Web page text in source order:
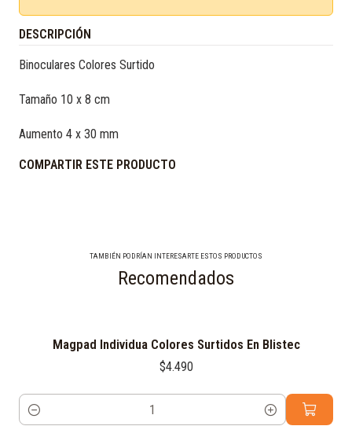
DESCRIPCIÓN
Binoculares Colores Surtido
Tamaño 10 x 8 cm
Aumento 4 x 30 mm
COMPARTIR ESTE PRODUCTO
TAMBIÉN PODRÍAN INTERESARTE ESTOS PRODUCTOS
Recomendados
Magpad Individua Colores Surtidos En Blistec
$4.490
Cantidad